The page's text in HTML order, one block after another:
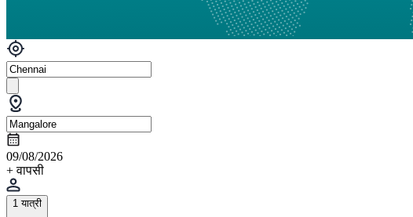
09/08/2026
+ वापसी
1 यात्री